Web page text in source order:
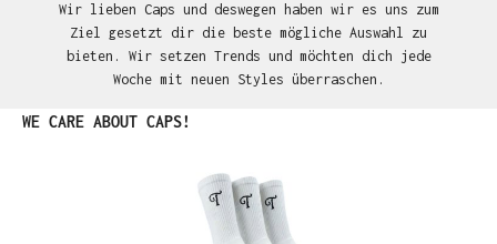
Wir lieben Caps und deswegen haben wir es uns zum
Ziel gesetzt dir die beste mögliche Auswahl zu
bieten. Wir setzen Trends und möchten dich jede
Woche mit neuen Styles überraschen.
Produktgalerie überspringen
WE CARE ABOUT CAPS!